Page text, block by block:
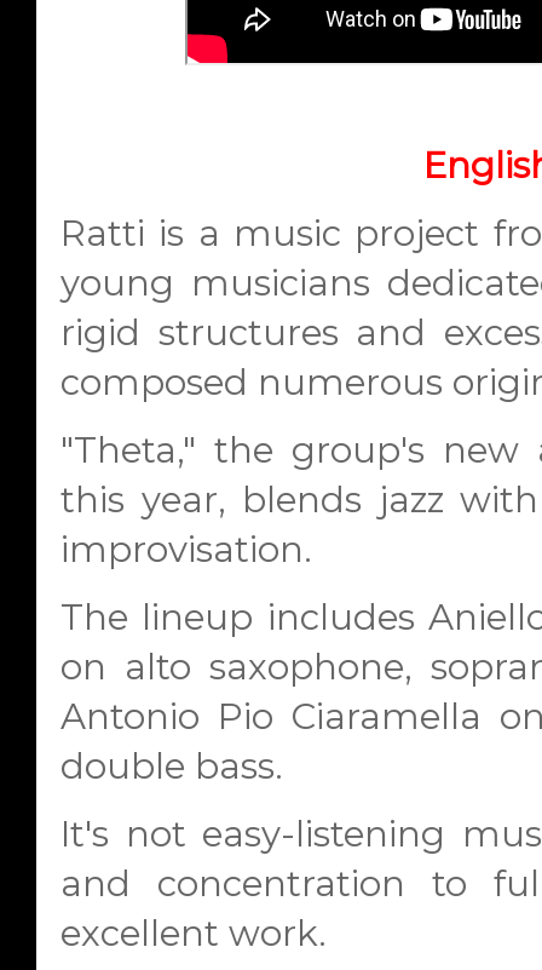
Ratti is a music project
young musicians
rigid structures and
composed numerous
"Theta," the group's
this year, blends jazz
improvisation.
The lineup includes
on alto saxophone,
Antonio Pio Ciaramella
double bass.
It's not easy-listening
and concentration to
excellent work.